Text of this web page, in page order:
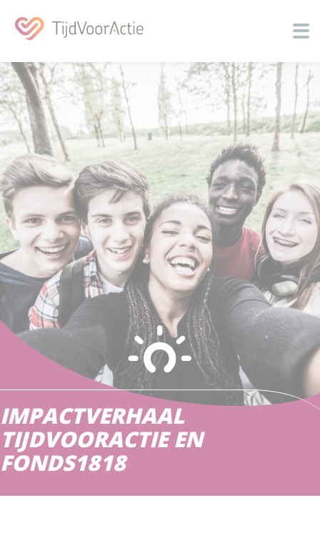
Over ons
Jongeren activeren
Community
Programma's
Contact
Nieuwsbrief
Inspiratie
Doneer
Zoeken
IMPACTVERHAAL
TIJDVOORACTIE EN
FONDS1818